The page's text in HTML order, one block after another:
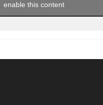
enable this content